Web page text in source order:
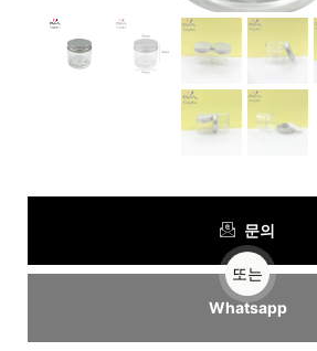
문의
또는
Whatsapp